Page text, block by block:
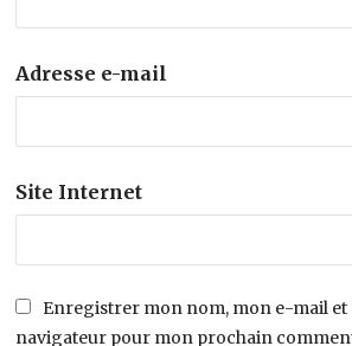
Adresse e-mail
Site Internet
Enregistrer mon nom, mon e-mail et
navigateur pour mon prochain